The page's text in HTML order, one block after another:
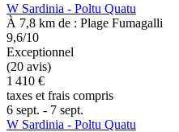
W Sardinia - Poltu Quatu
À 7,8 km de : Plage Fumagalli
9,6/10
Exceptionnel
(20 avis)
1 410 €
taxes et frais compris
6 sept. - 7 sept.
W Sardinia - Poltu Quatu